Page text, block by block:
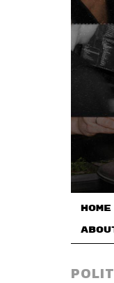
HOME